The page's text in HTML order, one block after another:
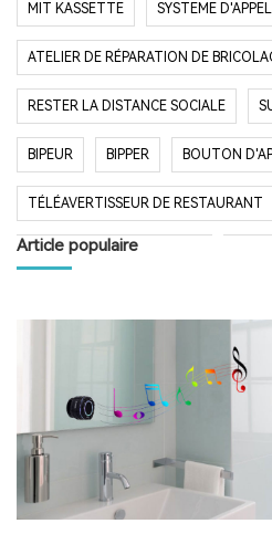
MIT KASSETTE SYSTEME
ATELIER DE RÉPARATION DE
RESTER LA DISTANCE SOCIALE
BIPEUR BIPPER BOUTON
TÉLÉAVERTISSEUR DE RESTAURANT
SYSTÈME D'APPEL SANS FIL
RESTAURANT HÔPITAL
FM AM RADIO
ENCEINTE BLUETOOTH ÉTANCHE
Article populaire